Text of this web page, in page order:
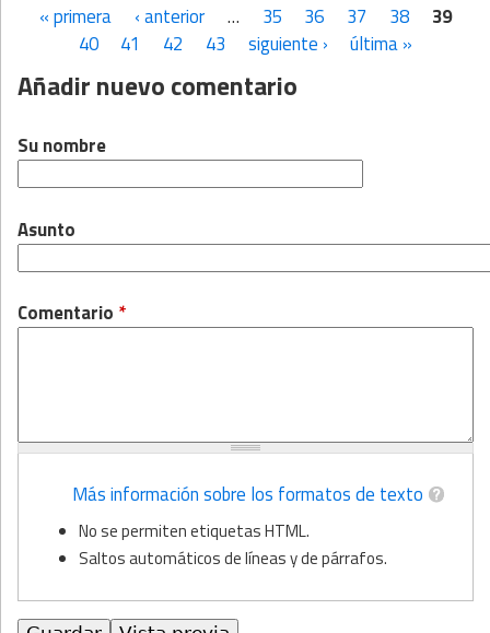
Páginas
« primera ‹ anterior … 35 36 37 38
39
40
41 42 43 siguiente › última »
Añadir nuevo comentario
Su nombre
Asunto
Comentario *
Más información sobre los formatos de texto
No se permiten etiquetas HTML.
Saltos automáticos de líneas y de párrafos.